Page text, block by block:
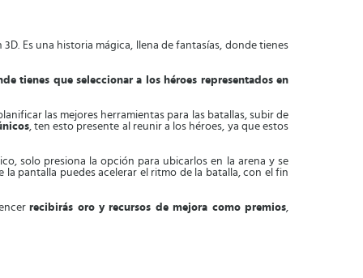
Es una historia mágica, llena de fantasías, donde tienes
tienes que seleccionar a los héroes representados en
las mejores herramientas para las batallas, subir de
, ten esto presente al reunir a los héroes, ya que estos
solo presiona la opción para ubicarlos en la arena y se
pantalla puedes acelerar el ritmo de la batalla, con el fin
recibirás oro y recursos de mejora como premios,